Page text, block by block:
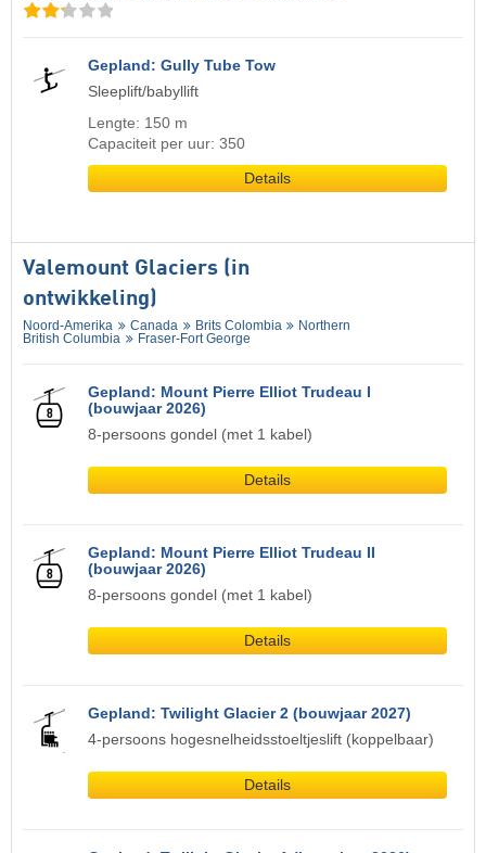
Gepland: Gully Tube Tow
Sleeplift/babyllift
Lengte: 150 m
Capaciteit per uur: 350
Details
Valemount Glaciers (in
ontwikkeling)
Noord-Amerika Canada Brits Colombia
Northern
British Columbia
Fraser-Fort George
Gepland: Mount Pierre Elliot Trudeau I
(bouwjaar 2026)
8-persoons gondel (met 1 kabel)
Details
Gepland: Mount Pierre Elliot Trudeau II
(bouwjaar 2026)
8-persoons gondel (met 1 kabel)
Details
Gepland: Twilight Glacier 2 (bouwjaar 2027)
4-persoons hogesnelheidsstoeltjeslift (koppelbaar)
Details